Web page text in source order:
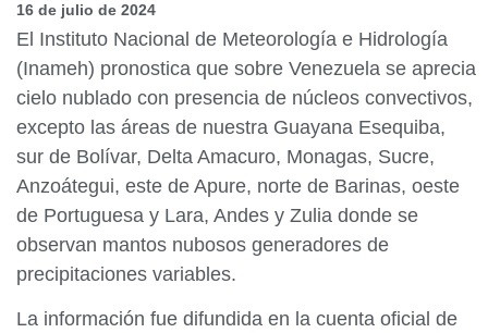
16 de julio de 2024
El Instituto Nacional de Meteorología e Hidrología
(Inameh) pronostica que sobre Venezuela se aprecia
cielo nublado con presencia de núcleos convectivos,
excepto las áreas de nuestra Guayana Esequiba,
sur de Bolívar, Delta Amacuro, Monagas, Sucre,
Anzoátegui, este de Apure, norte de Barinas, oeste
de Portuguesa y Lara, Andes y Zulia donde se
observan mantos nubosos generadores de
precipitaciones variables.
La información fue difundida en la cuenta oficial de